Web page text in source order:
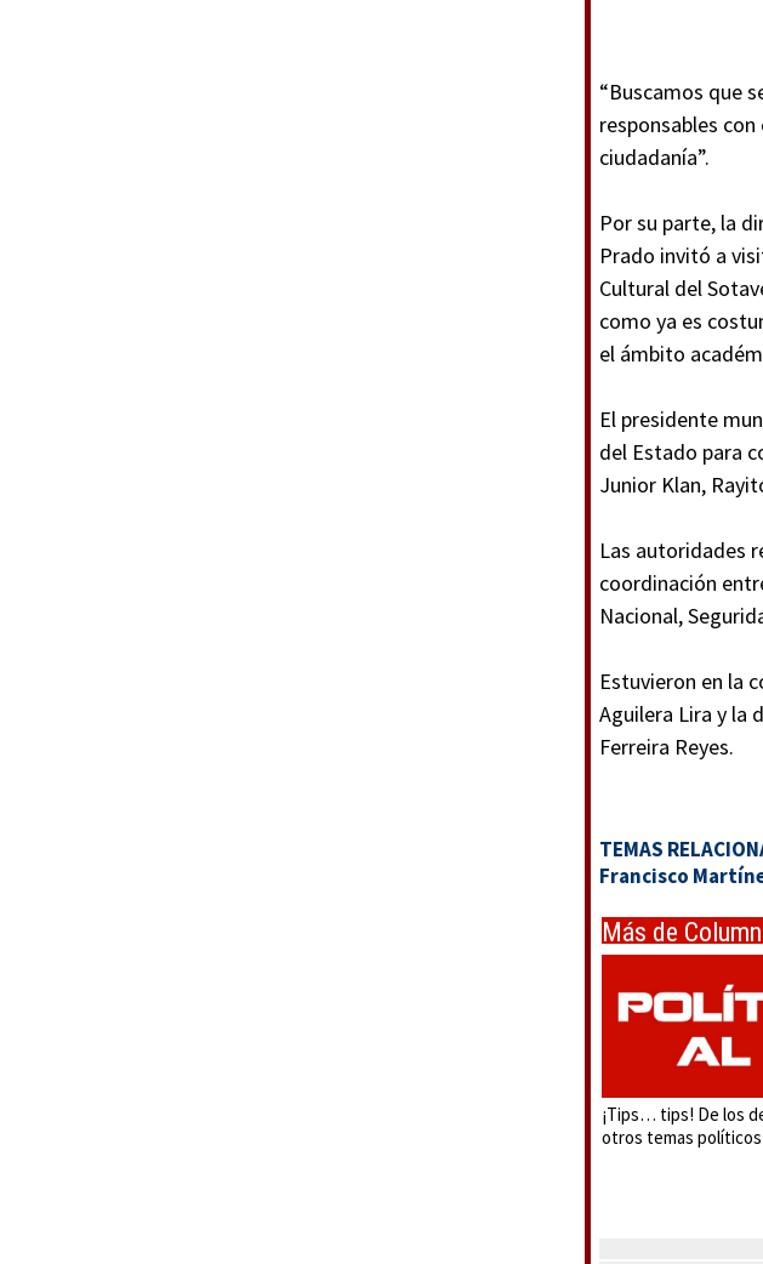
“Buscamos que
responsables
ciudadanía”.
Por su parte, la
Prado invitó a
Cultural del
como ya es
el ámbito
El presidente
del Estado para
Junior Klan,
Las autoridades
coordinación
Nacional,
Estuvieron en la
Aguilera Lira y la
Ferreira Reyes.
TEMAS
Francisco
Más de
Express
¡Tips… tips! De los
otros temas